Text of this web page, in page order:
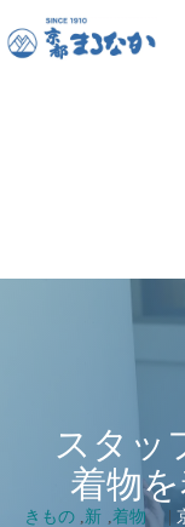
スタッ
着物を
きもの 新 着物
|